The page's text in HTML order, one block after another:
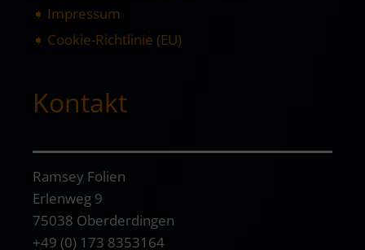
➧ Impressum
➧ Cookie-Richtlinie (EU)
Kontakt
Ramsey Folien
Erlenweg 9
75038 Oberderdingen
+49 (0) 173 8353164